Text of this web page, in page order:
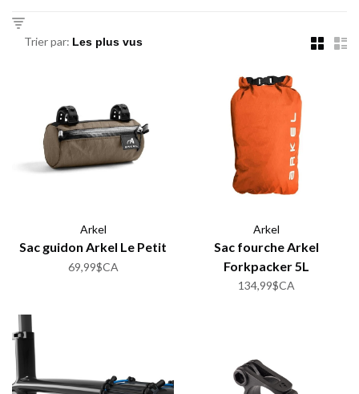
Trier par:
Arkel
Sac guidon Arkel Le Petit
69,99$CA
Arkel
Sac fourche Arkel
Forkpacker 5L
134,99$CA